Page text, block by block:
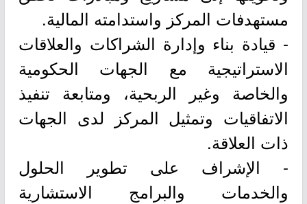
مستهدفات المركز واستدامته المالية.
- قيادة بناء وإدارة الشراكات والعلاقات
الاستراتيجية مع الجهات الحكومية
والخاصة وغير الربحية، ومتابعة تنفيذ
الاتفاقيات وتمثيل المركز لدى الجهات
ذات العلاقة.
- الإشراف على تطوير الحلول
والخدمات والبرامج الاستشارية